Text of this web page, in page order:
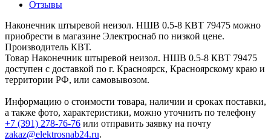
Отзывы
Наконечник штыревой неизол. НШВ 0.5-8 КВТ 79475 можно
приобрести в магазине Электроснаб по низкой цене.
Производитель КВТ.
Товар Наконечник штыревой неизол. НШВ 0.5-8 КВТ 79475
доступен с доставкой по г. Красноярск, Красноярскому краю и
территории РФ, или самовывозом.
Информацию о стоимости товара, наличии и сроках поставки,
а также фото, характеристики, можно уточнить по телефону
+7 (391) 278-76-76 или отправить заявку на почту
zakaz@elektrosnab24.ru.